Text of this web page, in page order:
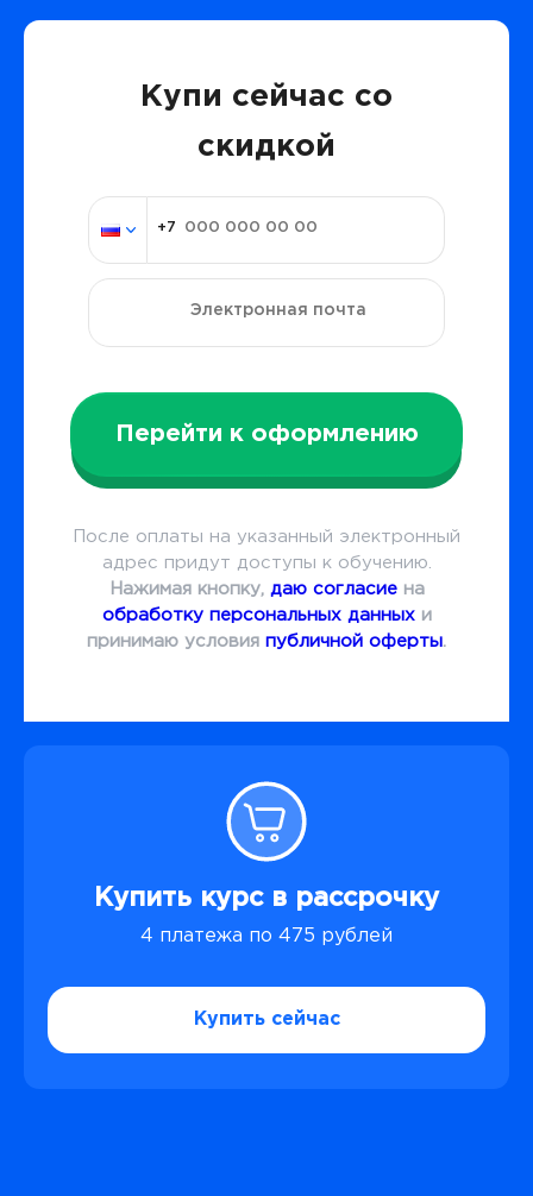
Купи сейчас со
скидкой
Перейти к оформлению
После оплаты на указанный электронный
адрес придут доступы к обучению.
Нажимая кнопку, даю согласиена
обработку персональных данныхи
принимаю условия публичной оферты.
Купить курс в рассрочку
4 платежа по 475 рублей
Купить сейчас